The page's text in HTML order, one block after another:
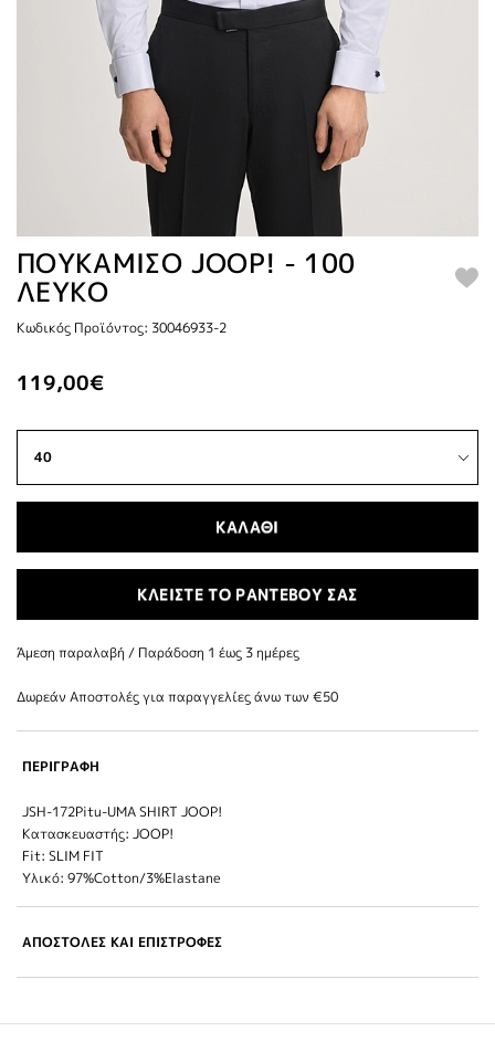
ΠΟΥΚΑΜΙΣΟ JOOP! - 100
ΛΕΥΚΟ
Κωδικός Προϊόντος: 30046933-2
119,00€
ΚΑΛΑΘΙ
ΚΛΕΙΣΤΕ ΤΟ ΡΑΝΤΕΒΟΥ ΣΑΣ
Άμεση παραλαβή / Παράδoση 1 έως 3 ημέρες
Δωρεάν Αποστολές για παραγγελίες άνω των €50
ΠΕΡΙΓΡΑΦΗ
JSH-172Pitu-UMA SHIRT JOOP!
Κατασκευαστής: JOOP!
Fit: SLIM FIT
Υλικό: 97%Cotton/3%Elastane
ΑΠΟΣΤΟΛΕΣ ΚΑΙ ΕΠΙΣΤΡΟΦΕΣ